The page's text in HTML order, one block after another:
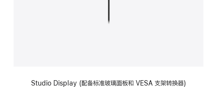
Studio Display (配备标准玻璃面板和 VESA 支架转换器)